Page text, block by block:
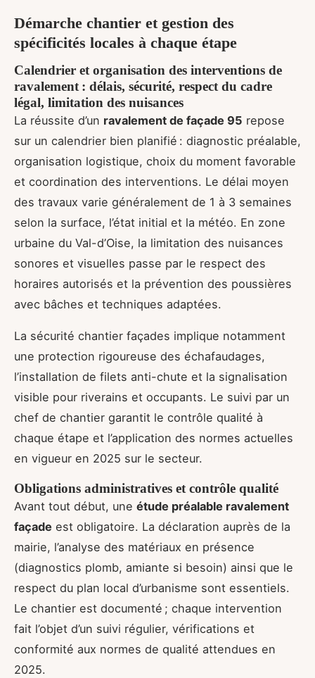
Démarche chantier et gestion des
spécificités locales à chaque étape
Calendrier et organisation des interventions de
ravalement : délais, sécurité, respect du cadre
légal, limitation des nuisances
La réussite d’un ravalement de façade 95 repose
sur un calendrier bien planifié : diagnostic préalable,
organisation logistique, choix du moment favorable
et coordination des interventions. Le délai moyen
des travaux varie généralement de 1 à 3 semaines
selon la surface, l’état initial et la météo. En zone
urbaine du Val-d’Oise, la limitation des nuisances
sonores et visuelles passe par le respect des
horaires autorisés et la prévention des poussières
avec bâches et techniques adaptées.
La sécurité chantier façades implique notamment
une protection rigoureuse des échafaudages,
l’installation de filets anti-chute et la signalisation
visible pour riverains et occupants. Le suivi par un
chef de chantier garantit le contrôle qualité à
chaque étape et l’application des normes actuelles
en vigueur en 2025 sur le secteur.
Obligations administratives et contrôle qualité
Avant tout début, une étude préalable ravalement
façade est obligatoire. La déclaration auprès de la
mairie, l’analyse des matériaux en présence
(diagnostics plomb, amiante si besoin) ainsi que le
respect du plan local d’urbanisme sont essentiels.
Le chantier est documenté ; chaque intervention
fait l’objet d’un suivi régulier, vérifications et
conformité aux normes de qualité attendues en
2025.